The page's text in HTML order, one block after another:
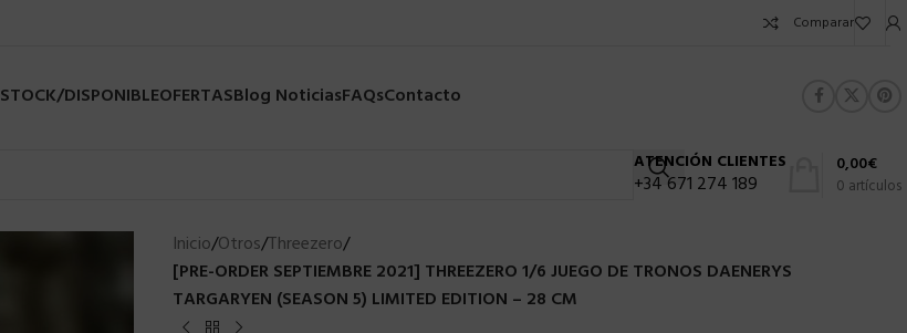
Comparar
STOCK/DISPONIBLEOFERTASBlog NoticiasFAQsContacto
ATENCIÓN CLIENTES
+34 671 274 189 0 artículos
0,00€
Inicio/Otros/Threezero/
[PRE-ORDER SEPTIEMBRE 2021] THREEZERO 1/6 JUEGO DE TRONOS DAENERYS
TARGARYEN (SEASON 5) LIMITED EDITION – 28 CM